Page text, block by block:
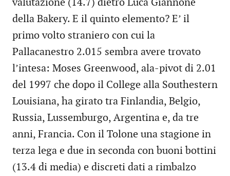
valutazione (14.7) dietro Luca Giannone
della Bakery. E il quinto elemento? E’ il
primo volto straniero con cui la
Pallacanestro 2.015 sembra avere trovato
l’intesa: Moses Greenwood, ala-pivot di 2.01
del 1997 che dopo il College alla Southestern
Louisiana, ha girato tra Finlandia, Belgio,
Russia, Lussemburgo, Argentina e, da tre
anni, Francia. Con il Tolone una stagione in
terza lega e due in seconda con buoni bottini
(13.4 di media) e discreti dati a rimbalzo